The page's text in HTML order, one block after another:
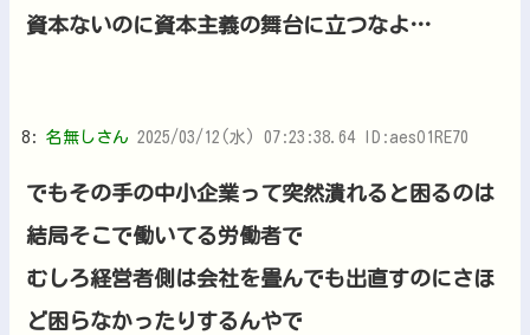
資本ないのに資本主義の舞台に立つなよ…
8: 名無しさん 2025/03/12(水) 07:23:38.64 ID:aesO1RE70
でもその手の中小企業って突然潰れると困るのは
結局そこで働いてる労働者で
むしろ経営者側は会社を畳んでも出直すのにさほ
ど困らなかったりするんやで